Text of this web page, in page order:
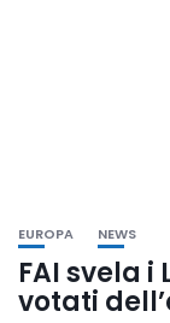
EUROPA NEWS
FAI svela i
votati